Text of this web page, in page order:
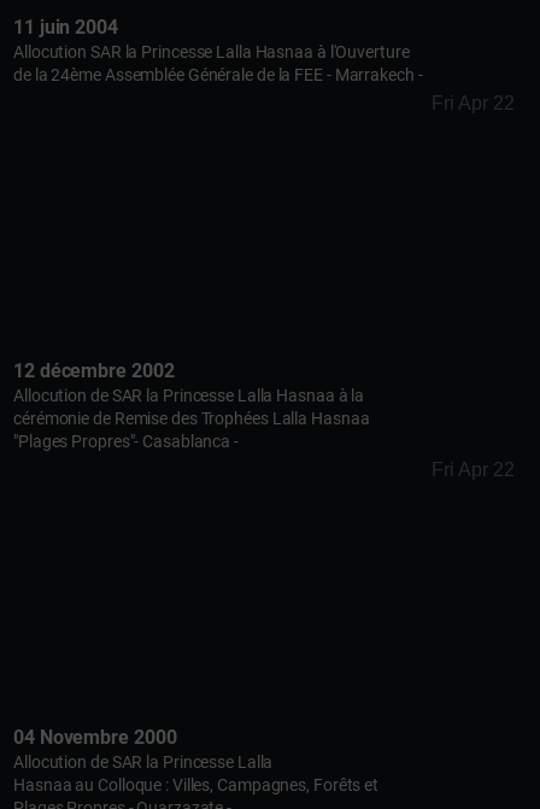
11 juin 2004
Allocution SAR la Princesse Lalla Hasnaa à l'Ouverture
de la 24ème Assemblée Générale de la FEE - Marrakech -
Fri Apr 22
12 décembre 2002
Allocution de SAR la Princesse Lalla Hasnaa à la
cérémonie de Remise des Trophées Lalla Hasnaa
"Plages Propres"- Casablanca -
Fri Apr 22
04 Novembre 2000
Allocution de SAR la Princesse Lalla
Hasnaa au Colloque : Villes, Campagnes, Forêts et